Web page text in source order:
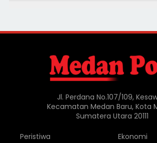
Jl. Perdana No.107/109,
Kecamatan Medan Baru, Kota
Sumatera Utara 20111
Peristiwa
Ekonomi